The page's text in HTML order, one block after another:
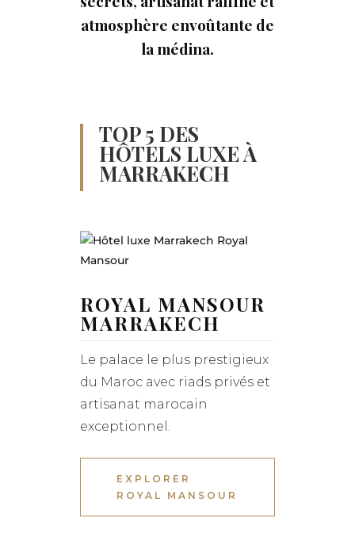
atmosphère envoûtante de
la médina.
TOP 5 DES
HÔTELS LUXE À
MARRAKECH
ROYAL MANSOUR
MARRAKECH
Le palace le plus prestigieux
du Maroc avec riads privés et
artisanat marocain
exceptionnel.
EXPLORER
ROYAL MANSOUR